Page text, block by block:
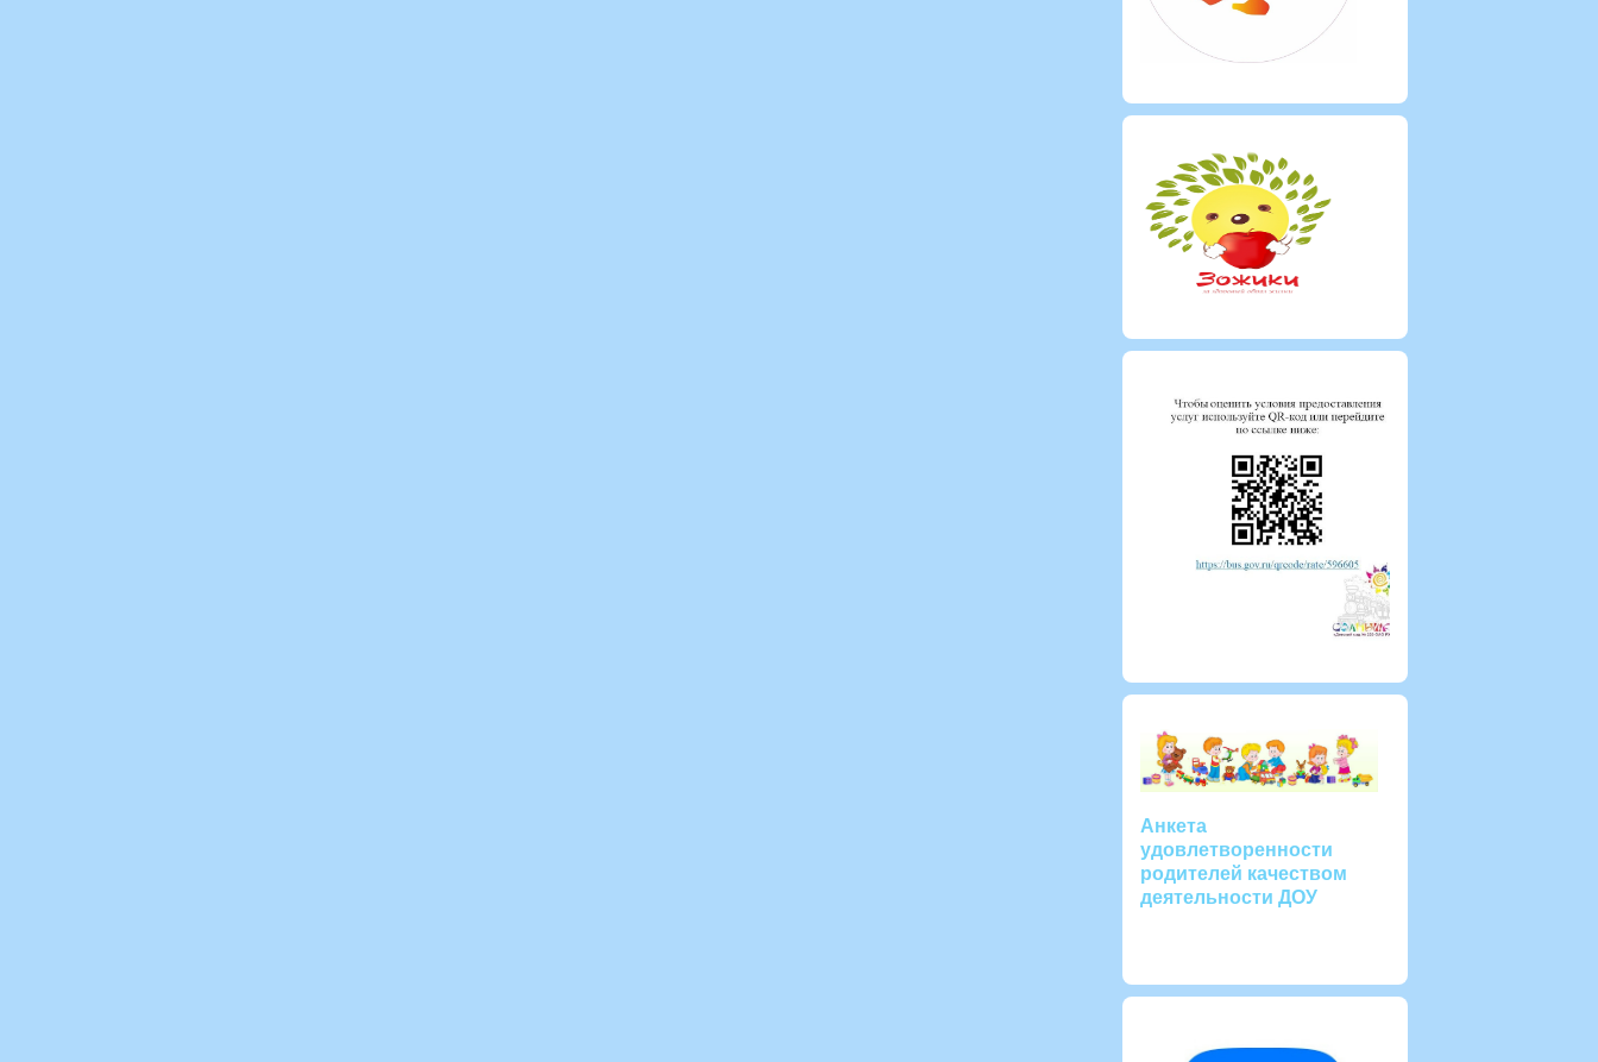
Анкета
удовлетворенности
родителей качеством
деятельности ДОУ